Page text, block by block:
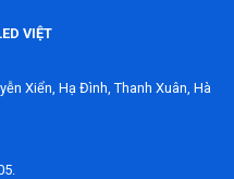
VIỆT
Xiển, Hạ Đình, Thanh Xuân, Hà